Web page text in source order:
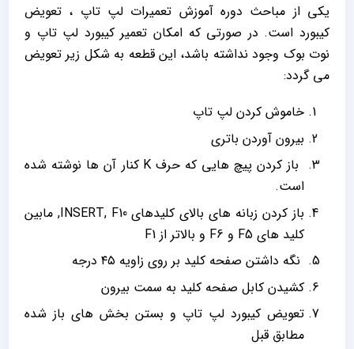
یکی از مباحث دوره آموزش تعمیرات لپ تاپ ، تعویض
کیبورد است. در صورتی که امکان تعمیر کیبورد لپ تاپ و
نوت بوک وجود نداشته باشد، این قطعه به شکل زیر تعویض
می گردد:
خاموش کردن لپ تاپ
بیرون آوردن باتری
باز کردن پیچ هایی که حرف K کنار آن ها نوشته شده
است.
باز کردن زبانه های بالای کلیدهای INSERT, F10, مابین
کلید های F5 و F6 و بالاتر از F1
نگه داشتن صفحه کلید بر روی زاویه ۴۵ درجه
کشیدن کابل صفحه کلید به سمت بیرون
تعویض کیبورد لپ تاپ و بستن بخش های باز شده
مطابق قبل